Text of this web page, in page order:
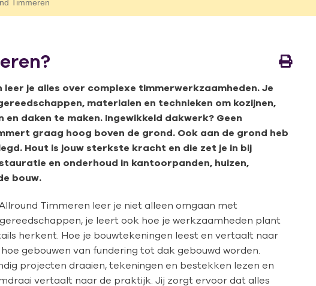
Timmeren
leer je alles over complexe timmerwerkzaamheden. Je
materialen en technieken om kozijnen,
daken te maken. Ingewikkeld dakwerk? Geen
graag hoog boven de grond. Ook aan de grond heb
Hout is jouw sterkste kracht en die zet je in bij
en onderhoud in kantoorpanden, huizen,
bouw.
Timmeren leer je niet alleen omgaan met
je leert ook hoe je werkzaamheden plant
herkent. Hoe je bouwtekeningen leest en vertaalt naar
gebouwen van fundering tot dak gebouwd worden.
projecten draaien, tekeningen en bestekken lezen en
vertaalt naar de praktijk. Jij zorgt ervoor dat alles